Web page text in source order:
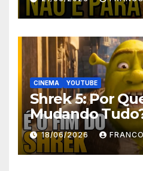
CINEMA YOUTUBE
Shrek 5: Por
Mudando
18/06/2026